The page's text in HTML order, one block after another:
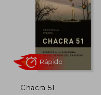
$ 106.670
$ 53.335
Chacra 51